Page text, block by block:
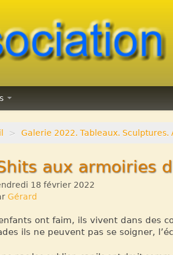
> Galerie 2022. Tableaux. Sculptures.
aux armoiries
18 février 2022
Gérard
ont faim, ils vivent dans des
ils ne peuvent pas se soigner,